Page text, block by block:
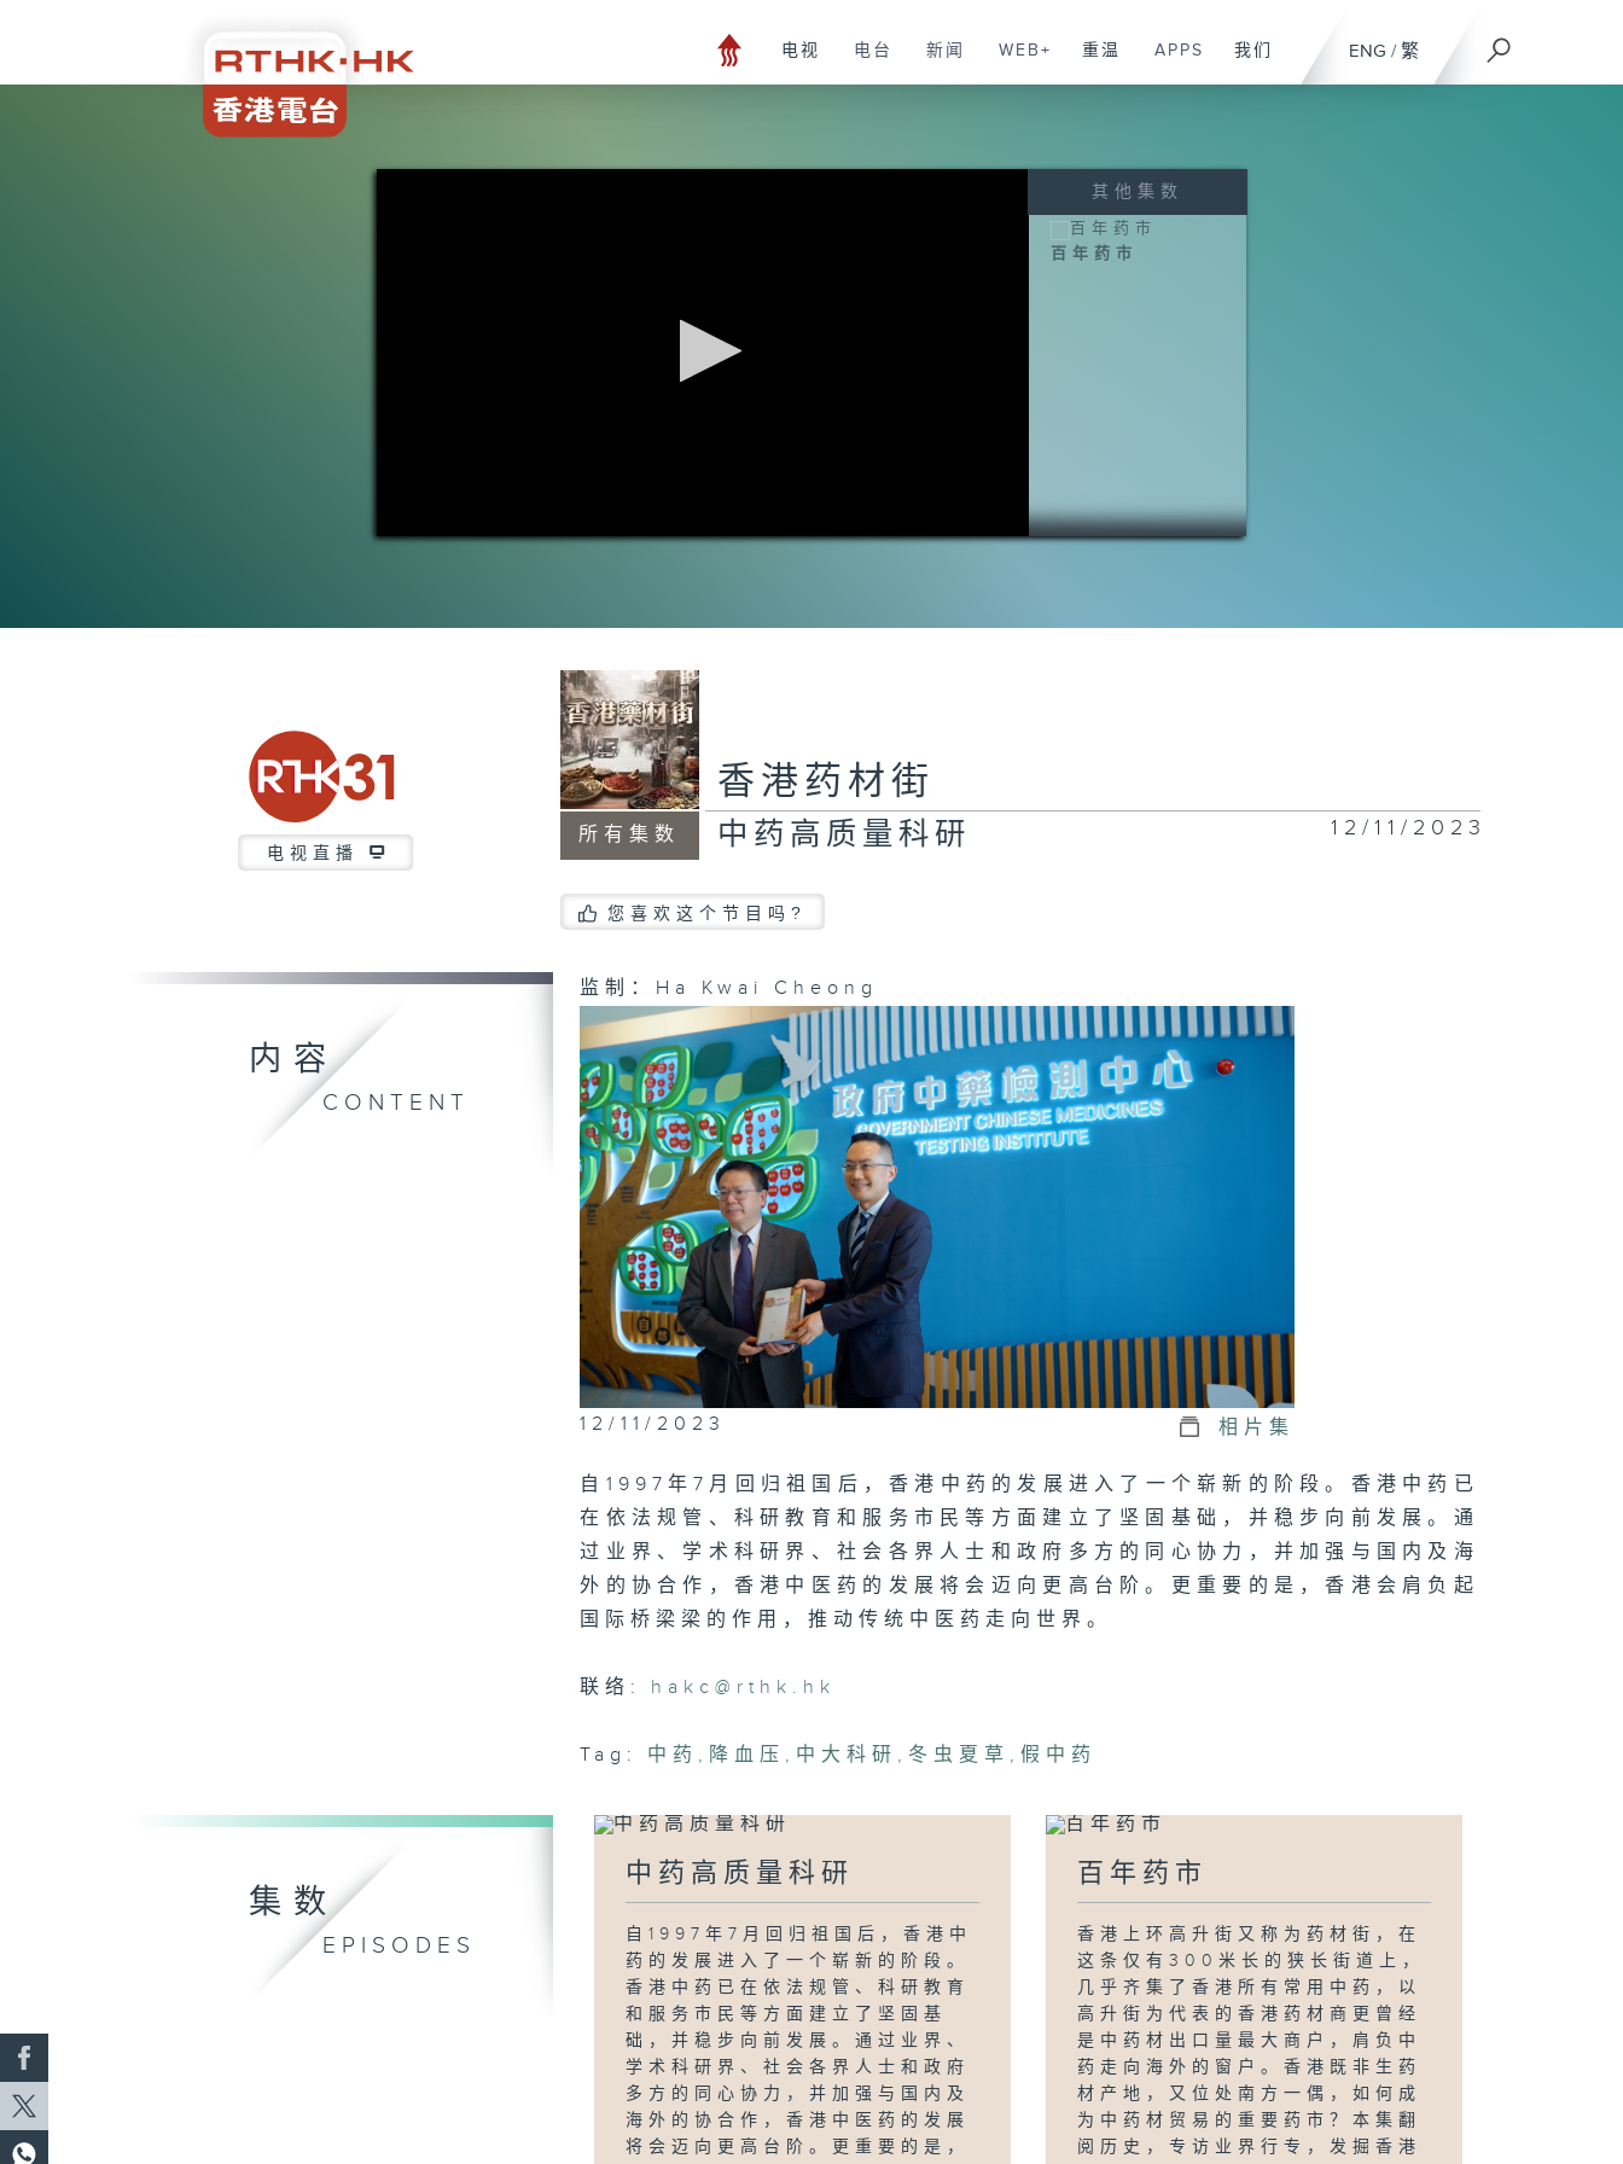
ENG / 繁
电视 电台 新闻 WEB+ 重温 APPS 我们
0
其他集数
百年药市
电视直播
所有集数
香港药材街
中药高质量科研 12/11/2023
您喜欢这个节目吗?
内容
CONTENT
监制：Ha Kwai Cheong
12/11/2023 相片集
自1997年7月回归祖国后，香港中药的发展进入了一个崭新的阶段。香港中药已
在依法规管、科研教育和服务市民等方面建立了坚固基础，并稳步向前发展。通
过业界、学术科研界、社会各界人士和政府多方的同心协力，并加强与国内及海
外的协合作，香港中医药的发展将会迈向更高台阶。更重要的是，香港会肩负起
国际桥梁梁的作用，推动传统中医药走向世界。
联络: hakc@rthk.hk
Tag: 中药 , 降血压 , 中大科研 , 冬虫夏草 ,假中药
集数
EPISODES
中药高质量科研
自1997年7月回归祖国后，香港中
药的发展进入了一个崭新的阶段。
香港中药已在依法规管、科研教育
和服务市民等方面建立了坚固基
础，并稳步向前发展。通过业界、
学术科研界、社会各界人士和政府
多方的同心协力，并加强与国内及
海外的协合作，香港中医药的发展
将会迈向更高台阶。更重要的是，
百年药市
香港上环高升街又称为药材街，在
这条仅有300米长的狭长街道上，
几乎齐集了香港所有常用中药，以
高升街为代表的香港药材商更曾经
是中药材出口量最大商户，肩负中
药走向海外的窗户。香港既非生药
材产地，又位处南方一偶，如何成
为中药材贸易的重要药市？本集翻
阅历史，专访业界行专，发掘香港